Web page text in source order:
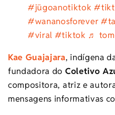
#jūgoanotiktok
#wananosforever
#viral #tiktok ♬
Kae Guajajara, indígena
fundadora do Coletivo
compositora, atriz e
mensagens informativas